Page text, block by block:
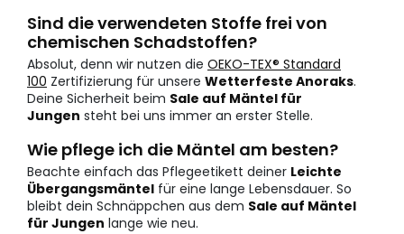
Sind die verwendeten Stoffe frei von
chemischen Schadstoffen?
Absolut, denn wir nutzen die OEKO-TEX® Standard
100 Zertifizierung für unsere Wetterfeste Anoraks.
Deine Sicherheit beim Sale auf Mäntel für
Jungen steht bei uns immer an erster Stelle.
Wie pflege ich die Mäntel am besten?
Beachte einfach das Pflegeetikett deiner Leichte
Übergangsmäntel für eine lange Lebensdauer. So
bleibt dein Schnäppchen aus dem Sale auf Mäntel
für Jungen lange wie neu.